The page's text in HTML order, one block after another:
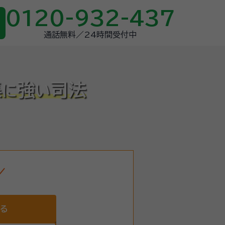
0120-932-437
通話無料／24時間受付中
に強い司法